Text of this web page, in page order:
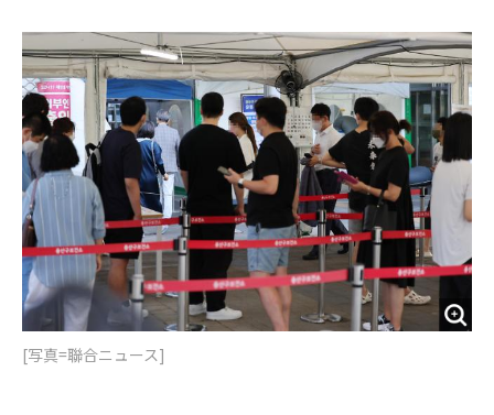
b
o
o
k
t
e
r
o
u
t
i
n
[写真=聯合ニュース]